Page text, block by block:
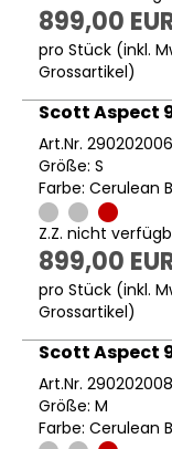
899,00
pro Stück (inkl.
Grossartikel)
Scott Aspect
Art.Nr. 290202006
Größe: S
Farbe: Cerulean
Z.Z. nicht
899,00
pro Stück (inkl.
Grossartikel)
Scott Aspect
Art.Nr. 290202008
Größe: M
Farbe: Cerulean